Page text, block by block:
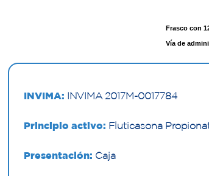
Frasco con
Vía de
INVIMA: INVIMA 2017M-0017784
Principio activo: Fluticasona
Presentación: Caja